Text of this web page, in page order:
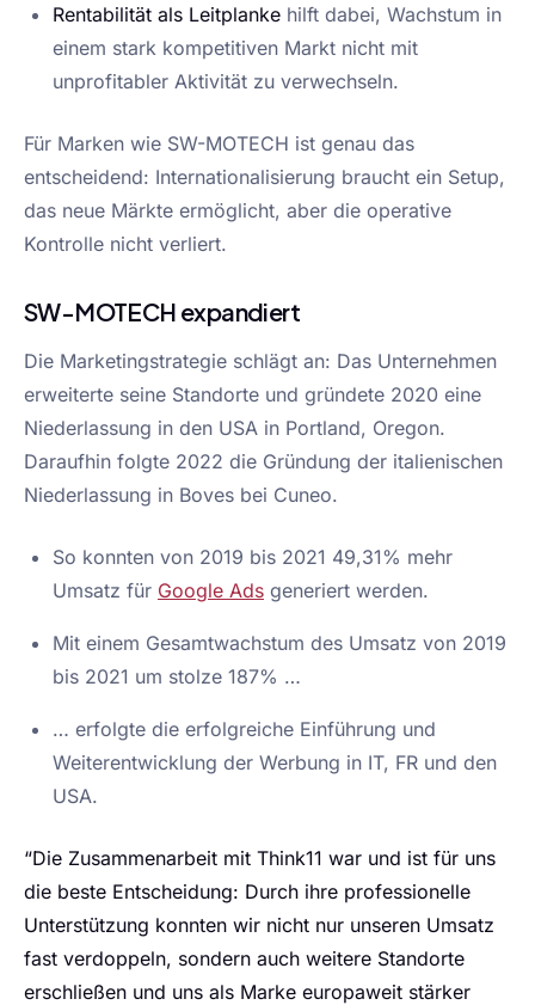
Rentabilität als Leitplanke hilft dabei, Wachstum in
einem stark kompetitiven Markt nicht mit
unprofitabler Aktivität zu verwechseln.
Für Marken wie SW-MOTECH ist genau das
entscheidend: Internationalisierung braucht ein Setup,
das neue Märkte ermöglicht, aber die operative
Kontrolle nicht verliert.
SW-MOTECH expandiert
Die Marketingstrategie schlägt an: Das Unternehmen
erweiterte seine Standorte und gründete 2020 eine
Niederlassung in den USA in Portland, Oregon.
Daraufhin folgte 2022 die Gründung der italienischen
Niederlassung in Boves bei Cuneo.
So konnten von 2019 bis 2021 49,31% mehr
Umsatz für Google Ads generiert werden.
Mit einem Gesamtwachstum des Umsatz von 2019
bis 2021 um stolze 187% …
… erfolgte die erfolgreiche Einführung und
Weiterentwicklung der Werbung in IT, FR und den
USA.
“Die Zusammenarbeit mit Think11 war und ist für uns
die beste Entscheidung: Durch ihre professionelle
Unterstützung konnten wir nicht nur unseren Umsatz
fast verdoppeln, sondern auch weitere Standorte
erschließen und uns als Marke europaweit stärker